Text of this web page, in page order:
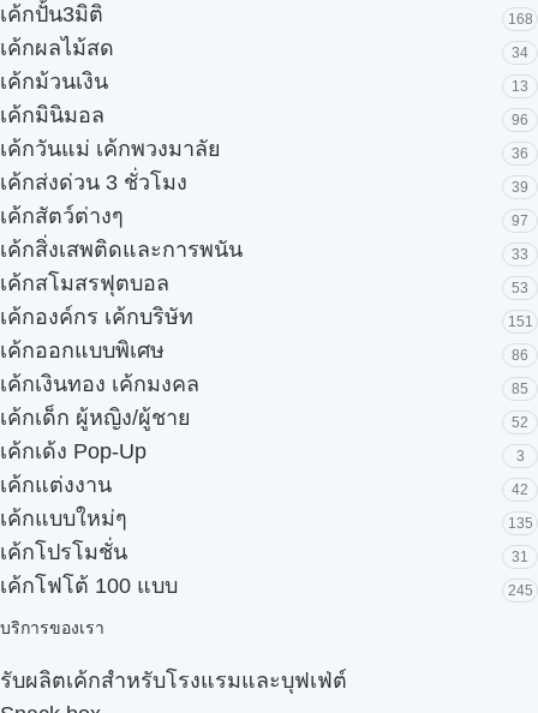
เค้กปั้น3มิติ 168
เค้กผลไม้สด 34
เค้กม้วนเงิน 13
เค้กมินิมอล 96
เค้กวันแม่ เค้กพวงมาลัย 36
เค้กส่งด่วน 3 ชั่วโมง 39
เค้กสัตว์ต่างๆ 97
เค้กสิ่งเสพติดและการพนัน 33
เค้กสโมสรฟุตบอล 53
เค้กองค์กร เค้กบริษัท 151
เค้กออกแบบพิเศษ 86
เค้กเงินทอง เค้กมงคล 85
เค้กเด็ก ผู้หญิง/ผู้ชาย 52
เค้กเด้ง Pop-Up 3
เค้กแต่งงาน 42
เค้กแบบใหม่ๆ 135
เค้กโปรโมชั่น 31
เค้กโฟโต้ 100 แบบ 245
บริการของเรา
รับผลิตเค้กสำหรับโรงแรมและบุฟเฟ่ต์